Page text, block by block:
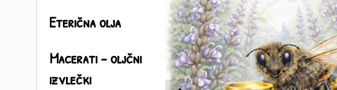
Eterična olja
Macerati - oljčni
izvlečki